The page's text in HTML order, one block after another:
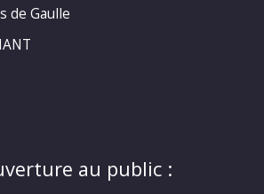
de Gaulle
au public :